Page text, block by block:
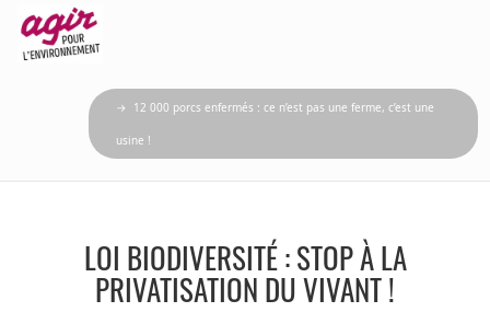
→ 12 000 porcs enfermés : ce n’est pas une ferme, c’est une
usine !
LOI BIODIVERSITÉ : STOP À LA
PRIVATISATION DU VIVANT !